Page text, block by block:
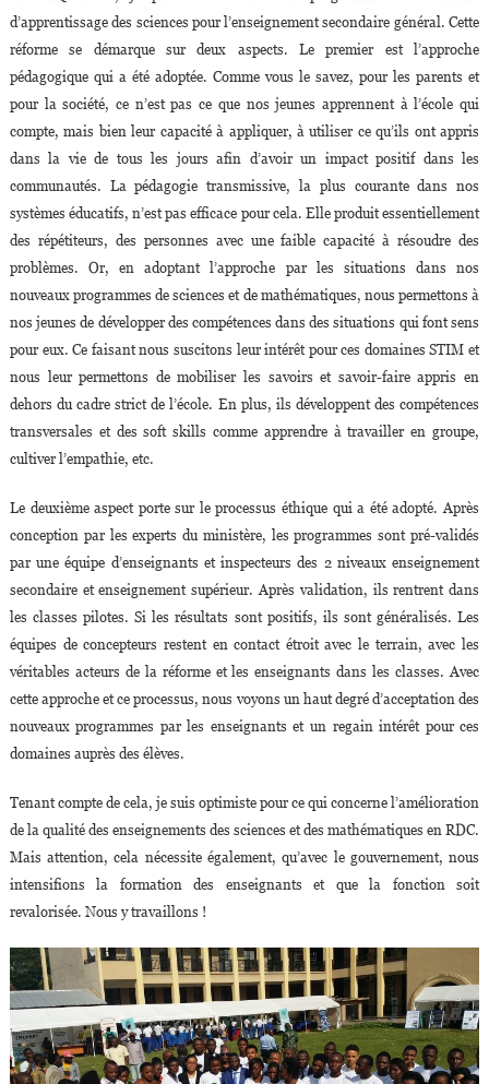
d’apprentissage des sciences pour l’enseignement secondaire général. Cette
réforme se démarque sur deux aspects. Le premier est l’approche
pédagogique qui a été adoptée. Comme vous le savez, pour les parents et
pour la société, ce n’est pas ce que nos jeunes apprennent à l’école qui
compte, mais bien leur capacité à appliquer, à utiliser ce qu’ils ont appris
dans la vie de tous les jours afin d’avoir un impact positif dans les
communautés. La pédagogie transmissive, la plus courante dans nos
systèmes éducatifs, n’est pas efficace pour cela. Elle produit essentiellement
des répétiteurs, des personnes avec une faible capacité à résoudre des
problèmes. Or, en adoptant l’approche par les situations dans nos
nouveaux programmes de sciences et de mathématiques, nous permettons à
nos jeunes de développer des compétences dans des situations qui font sens
pour eux. Ce faisant nous suscitons leur intérêt pour ces domaines STIM et
nous leur permettons de mobiliser les savoirs et savoir-faire appris en
dehors du cadre strict de l’école. En plus, ils développent des compétences
transversales et des soft skills comme apprendre à travailler en groupe,
cultiver l’empathie, etc.
Le deuxième aspect porte sur le processus éthique qui a été adopté. Après
conception par les experts du ministère, les programmes sont pré-validés
par une équipe d’enseignants et inspecteurs des 2 niveaux enseignement
secondaire et enseignement supérieur. Après validation, ils rentrent dans
les classes pilotes. Si les résultats sont positifs, ils sont généralisés. Les
équipes de concepteurs restent en contact étroit avec le terrain, avec les
véritables acteurs de la réforme et les enseignants dans les classes. Avec
cette approche et ce processus, nous voyons un haut degré d’acceptation des
nouveaux programmes par les enseignants et un regain intérêt pour ces
domaines auprès des élèves.
Tenant compte de cela, je suis optimiste pour ce qui concerne l’amélioration
de la qualité des enseignements des sciences et des mathématiques en RDC.
Mais attention, cela nécessite également, qu’avec le gouvernement, nous
intensifions la formation des enseignants et que la fonction soit
revalorisée. Nous y travaillons !